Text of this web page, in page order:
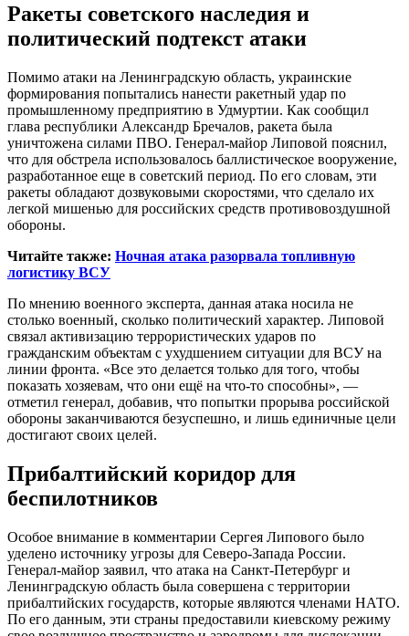
Ракеты советского наследия и
политический подтекст атаки
Помимо атаки на Ленинградскую область, украинские
формирования попытались нанести ракетный удар по
промышленному предприятию в Удмуртии. Как сообщил
глава республики Александр Бречалов, ракета была
уничтожена силами ПВО. Генерал-майор Липовой пояснил,
что для обстрела использовалось баллистическое вооружение,
разработанное еще в советский период. По его словам, эти
ракеты обладают дозвуковыми скоростями, что сделало их
легкой мишенью для российских средств противовоздушной
обороны.
Читайте также: Ночная атака разорвала топливную
логистику ВСУ
По мнению военного эксперта, данная атака носила не
столько военный, сколько политический характер. Липовой
связал активизацию террористических ударов по
гражданским объектам с ухудшением ситуации для ВСУ на
линии фронта. «Все это делается только для того, чтобы
показать хозяевам, что они ещё на что-то способны», —
отметил генерал, добавив, что попытки прорыва российской
обороны заканчиваются безуспешно, и лишь единичные цели
достигают своих целей.
Прибалтийский коридор для
беспилотников
Особое внимание в комментарии Сергея Липового было
уделено источнику угрозы для Северо-Запада России.
Генерал-майор заявил, что атака на Санкт-Петербург и
Ленинградскую область была совершена с территории
прибалтийских государств, которые являются членами НАТО.
По его данным, эти страны предоставили киевскому режиму